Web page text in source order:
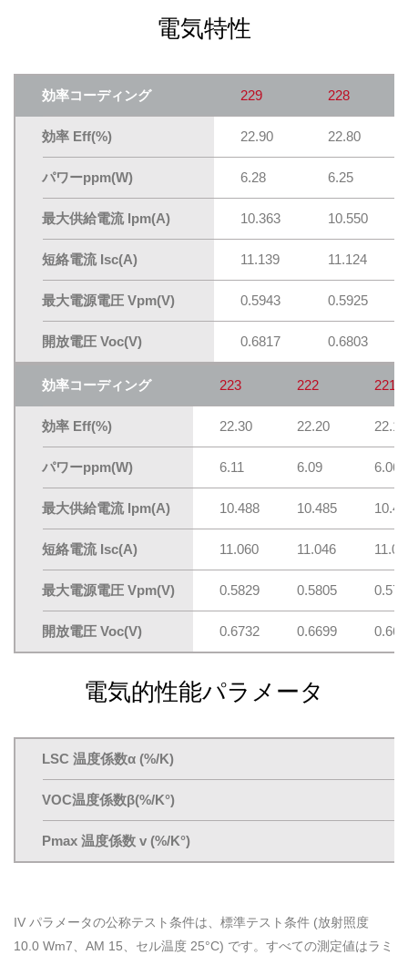
電気特性
効率コーディング 229 228
効率 Eff(%) 22.90 22.80
パワーppm(W) 6.28 6.25
最大供給電流 lpm(A) 10.363 10.550
短絡電流 Isc(A) 11.139 11.124
最大電源電圧 Vpm(V) 0.5943 0.5925
開放電圧 Voc(V) 0.6817 0.6803
効率コーディング 223 222 221
効率 Eff(%) 22.30 22.20 22.10
パワーppm(W) 6.11 6.09 6.06
最大供給電流 lpm(A) 10.488 10.485
短絡電流 Isc(A) 11.060 11.046
最大電源電圧 Vpm(V) 0.5829 0.5805
開放電圧 Voc(V) 0.6732 0.6699
電気的性能パラメータ
LSC 温度係数α (%/K)
VOC温度係数β(%/K°)
Pmax 温度係数 v (%/K°)
IV パラメータの公称テスト条件は、標準テスト条件 (放射照度
10.0 Wm7、AM 15、セル温度 25°C) です。すべての測定値はラミ